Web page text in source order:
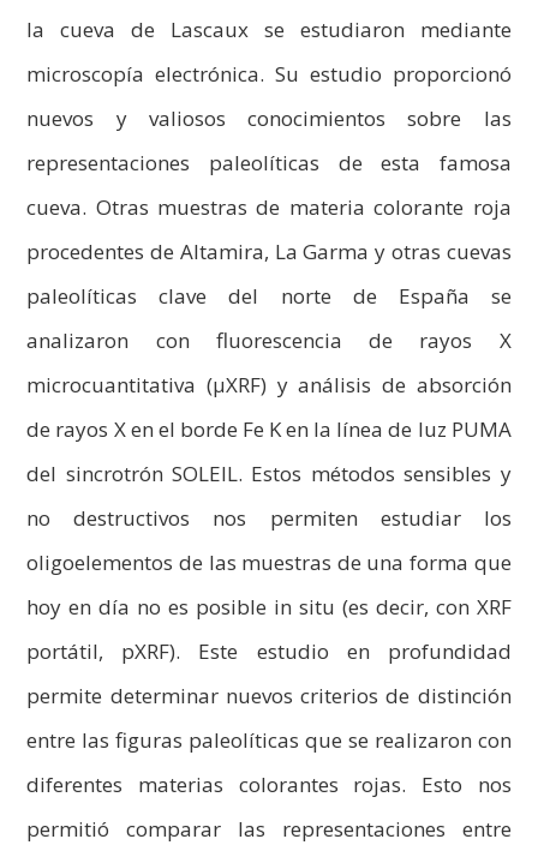
la cueva de Lascaux se estudiaron mediante
microscopía electrónica. Su estudio proporcionó
nuevos y valiosos conocimientos sobre las
representaciones paleolíticas de esta famosa
cueva. Otras muestras de materia colorante roja
procedentes de Altamira, La Garma y otras cuevas
paleolíticas clave del norte de España se
analizaron con fluorescencia de rayos X
microcuantitativa (µXRF) y análisis de absorción
de rayos X en el borde Fe K en la línea de luz PUMA
del sincrotrón SOLEIL. Estos métodos sensibles y
no destructivos nos permiten estudiar los
oligoelementos de las muestras de una forma que
hoy en día no es posible in situ (es decir, con XRF
portátil, pXRF). Este estudio en profundidad
permite determinar nuevos criterios de distinción
entre las figuras paleolíticas que se realizaron con
diferentes materias colorantes rojas. Esto nos
permitió comparar las representaciones entre